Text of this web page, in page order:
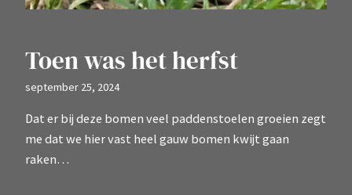
Toen was het herfst
september 25, 2024
Dat er bij deze bomen veel paddenstoelen groeien zegt
me dat we hier vast heel gauw bomen kwijt gaan
raken…